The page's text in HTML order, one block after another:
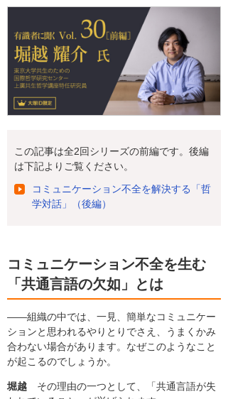
この記事は全2回シリーズの前編です。後編
は下記よりご覧ください。
コミュニケーション不全を解決する「哲
学対話」（後編）
コミュニケーション不全を生む
「共通言語の欠如」とは
――組織の中では、一見、簡単なコミュニケー
ションと思われるやりとりでさえ、うまくかみ
合わない場合があります。なぜこのようなこと
が起こるのでしょうか。
堀越 その理由の一つとして、「共通言語が失